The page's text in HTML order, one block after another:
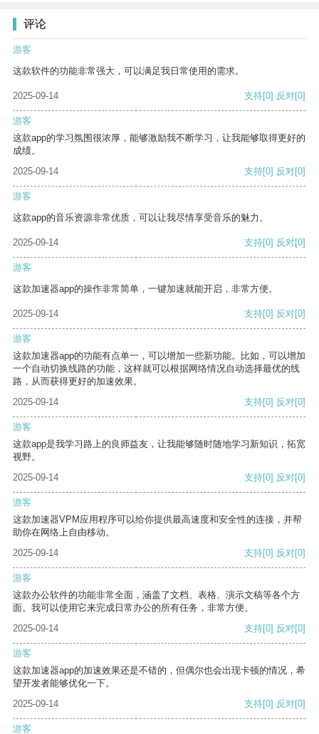
评论
游客
这款软件的功能非常强大，可以满足我日常使用的需求。
2025-09-14 支持[0] 反对[0]
游客
这款app的学习氛围很浓厚，能够激励我不断学习，让我能够取得更好的
成绩。
2025-09-14
支持[0] 反对[0]
游客
这款app的音乐资源非常优质，可以让我尽情享受音乐的魅力。
2025-09-14 支持[0] 反对[0]
游客
这款加速器app的操作非常简单，一键加速就能开启，非常方便。
2025-09-14 支持[0] 反对[0]
游客
这款加速器app的功能有点单一，可以增加一些新功能。比如，可以增加
一个自动切换线路的功能，这样就可以根据网络情况自动选择最优的线
路，从而获得更好的加速效果。
2025-09-14
支持[0] 反对[0]
游客
这款app是我学习路上的良师益友，让我能够随时随地学习新知识，拓宽
视野。
2025-09-14
支持[0] 反对[0]
游客
这款加速器VPM应用程序可以给你提供最高速度和安全性的连接，并帮
助你在网络上自由移动。
2025-09-14
支持[0] 反对[0]
游客
这款办公软件的功能非常全面，涵盖了文档、表格、演示文稿等各个方
面。我可以使用它来完成日常办公的所有任务，非常方便。
2025-09-14
支持[0] 反对[0]
游客
这款加速器app的加速效果还是不错的，但偶尔也会出现卡顿的情况，希
望开发者能够优化一下。
2025-09-14
支持[0] 反对[0]
游客